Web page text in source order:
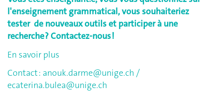
l'enseignement grammatical, vous souhaiteriez
tester de nouveaux outils et participer à une
recherche ? Contactez-nous !
En savoir plus
Contact : anouk.darme@unige.ch /
ecaterina.bulea@unige.ch